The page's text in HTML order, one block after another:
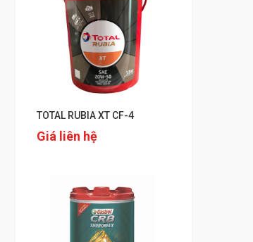
TOTAL RUBIA XT CF-4
Giá liên hệ